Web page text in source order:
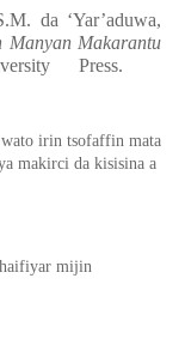
da ‘Yar’aduwa,
Makarantu
Press.
wato irin tsofaffin mata
makirci da kisisina a
mijin